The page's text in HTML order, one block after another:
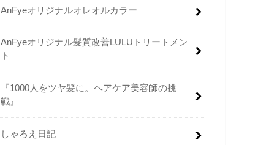
AnFyeオリジナルオレオルカラー
AnFyeオリジナル髪質改善LULUトリートメン
ト
『1000人をツヤ髪に。ヘアケア美容師の挑
戦』
しゃろえ日記